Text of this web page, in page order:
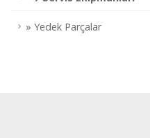
» Yedek Parçalar